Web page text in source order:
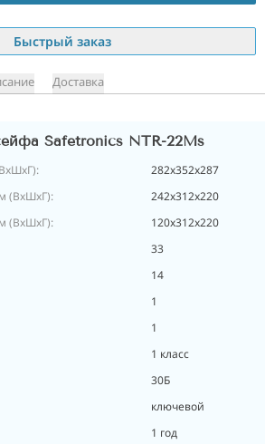
Быстрый заказ
Доставка
Safetronics NTR-22Ms
282x352x287
(ВхШхГ):
242x312x220
(ВхШхГ):
120х312х220
33
14
1
1
1 класс
30Б
ключевой
1 год